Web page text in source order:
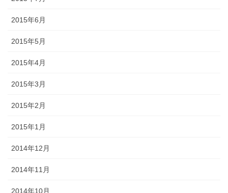
2015年6月
2015年5月
2015年4月
2015年3月
2015年2月
2015年1月
2014年12月
2014年11月
2014年10月